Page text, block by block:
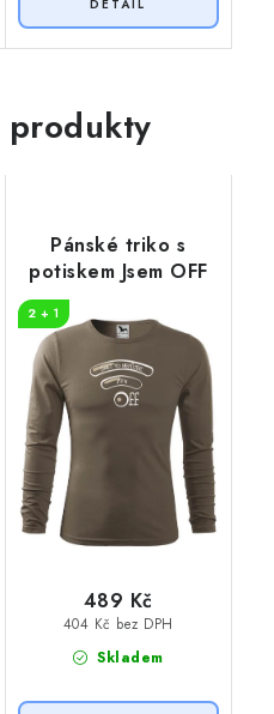
produkty
Pánské triko s
potiskem Jsem OFF
2 + 1
Skladem
404 Kč bez DPH
489 Kč